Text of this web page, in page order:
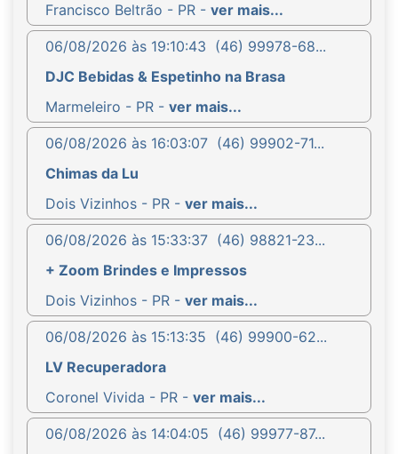
Francisco Beltrão - PR - ver mais...
06/08/2026 às 19:10:43 (46) 99978-68...
DJC Bebidas & Espetinho na Brasa
Marmeleiro - PR - ver mais...
06/08/2026 às 16:03:07 (46) 99902-71...
Chimas da Lu
Dois Vizinhos - PR - ver mais...
06/08/2026 às 15:33:37 (46) 98821-23...
+ Zoom Brindes e Impressos
Dois Vizinhos - PR - ver mais...
06/08/2026 às 15:13:35 (46) 99900-62...
LV Recuperadora
Coronel Vivida - PR - ver mais...
06/08/2026 às 14:04:05 (46) 99977-87...